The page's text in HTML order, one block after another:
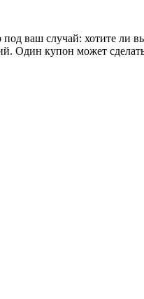
ваш случай: хотите ли
Один купон может